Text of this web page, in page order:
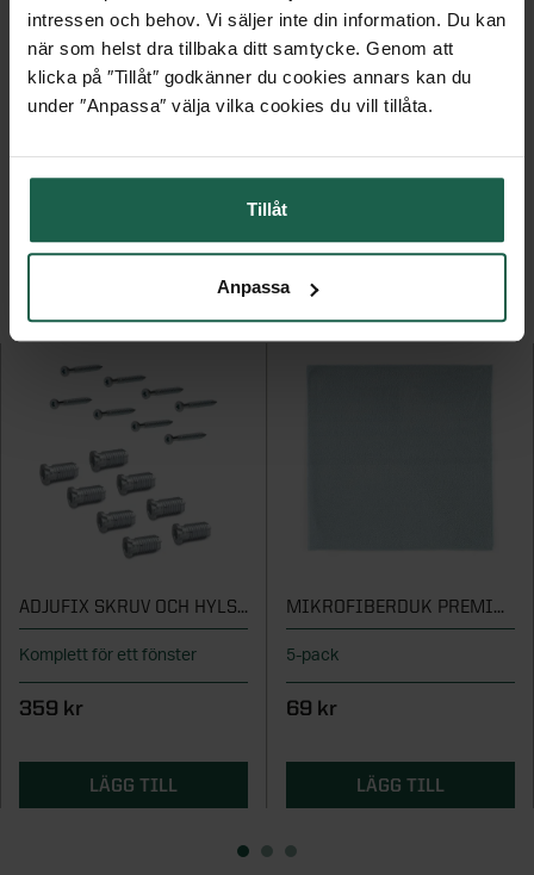
intressen och behov. Vi säljer inte din information. Du kan
när som helst dra tillbaka ditt samtycke. Genom att
klicka på ″Tillåt″ godkänner du cookies annars kan du
under ″Anpassa″ välja vilka cookies du vill tillåta.
Tillåt
Anpassa
EGENSKAPER
KANSKE ÄR DU OCKSÅ INTRESSERAD AV
ADJUFIX SKRUV OCH HYLSA TRÄ/ALU
Komplett för ett fönster
359 kr
LÄGG TILL
MIKROFIBERDUK PREMIUM
5-pack
69 kr
LÄGG TILL